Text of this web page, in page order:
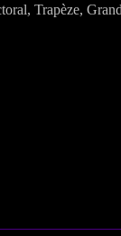
Trapèze,